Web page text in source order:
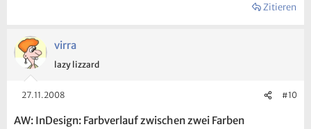
Zitieren
virra
lazy lizzard
27.11.2008 #10
AW: InDesign: Farbverlauf zwischen zwei Farben